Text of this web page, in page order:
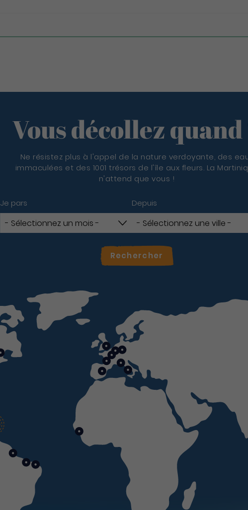
Vous décollez quand
Ne résistez plus à l'appel de la nature verdoyante, des
immaculées et des 1001 trésors de l'île aux fleurs. La
n'attend que vous !
Je pars Depuis
Rechercher